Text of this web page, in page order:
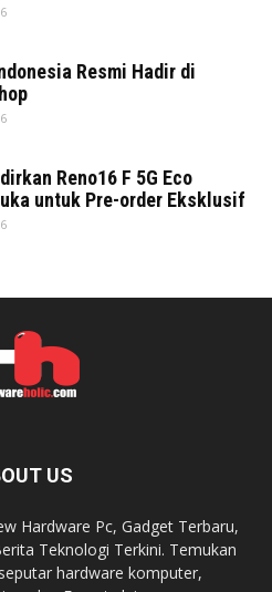
Resmi Hadir di
Reno16 F 5G Eco
untuk Pre-order Eksklusif
US
Hardware Pc, Gadget Terbaru,
Teknologi Terkini. Temukan
hardware komputer,